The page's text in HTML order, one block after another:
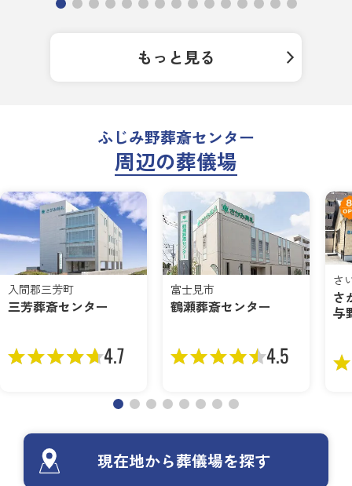
もっと見る
ふじみ野葬斎センター
周辺の葬儀場
入間郡三芳町
三芳葬斎センター
4.7
富士見市
鶴瀬葬斎センター
4.5
さ
さ
与
現在地から葬儀場を探す